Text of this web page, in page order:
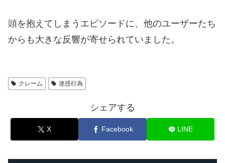
頭を抱えてしまうエピソードに、他のユーザーたち
からも大きな反響が寄せられていました。
クレーム 迷惑行為
シェアする
X Facebook LINE